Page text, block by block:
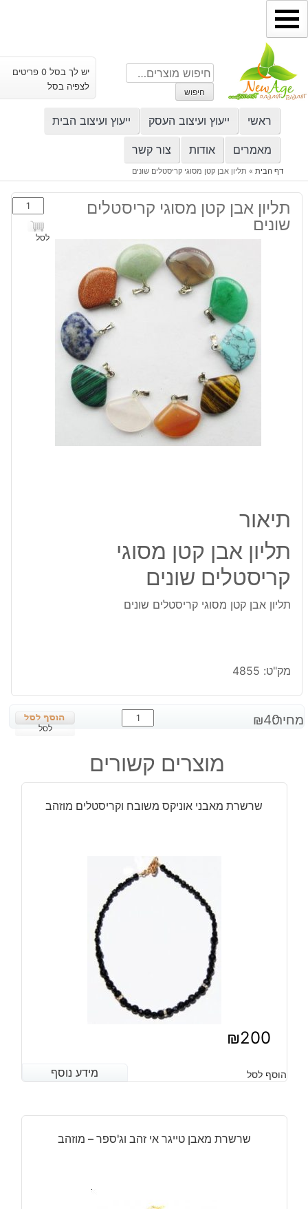
דילוג
לתוכן
חיפוש
עבור:
חיפוש
יש לך בסל 0 פריטים
לצפיה בסל
ראשי ייעוץ ועיצוב העסק ייעוץ ועיצוב הבית
מאמרים אודות צור קשר
דף הבית» תליון אבן קטן מסוגי קריסטלים שונים
תליון אבן קטן מסוגי קריסטלים
שונים
כמות
של
תליון
לסל
תיאור
תליון אבן קטן מסוגי
קריסטלים שונים
תליון אבן קטן מסוגי קריסטלים שונים
מק"ט: 4855
מחיר: ₪40
כמות
של
אבן
קטן
קריסטלים
לסל
מוצרים קשורים
שרשרת מאבני אוניקס משובח וקריסטלים מוזהב
₪200
מידע נוסף הוסף לסל מידע נוסף
שרשרת מאבן טייגר אי זהב וג'ספר – מוזהב